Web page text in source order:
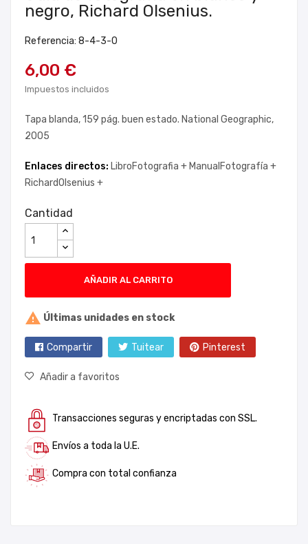
negro, Richard Olsenius.
Referencia: 8-4-3-0
6,00 €
Impuestos incluidos
Tapa blanda, 159 pág. buen estado. National Geographic,
2005
Enlaces directos: LibroFotografia + ManualFotografía +
RichardOlsenius +
Cantidad
AÑADIR AL CARRITO
 Últimas unidades en stock
Compartir Tuitear Pinterest
Añadir a favoritos
Transacciones seguras y encriptadas con SSL.
Envíos a toda la U.E.
Compra con total confianza